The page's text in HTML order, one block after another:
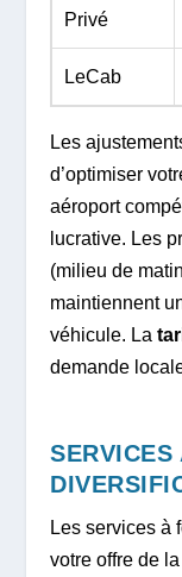
Privé
LeCab
Les
d’optimiser
aéroport
lucrative. Les
(milieu de
maintiennent
véhicule. La
demande
SERVICES
Les services à
votre offre de